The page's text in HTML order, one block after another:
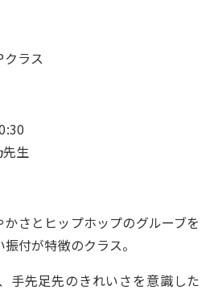
ラス
生
さとヒップホップのグルーブを
付が特徴のクラス。
手先足先のきれいさを意識した